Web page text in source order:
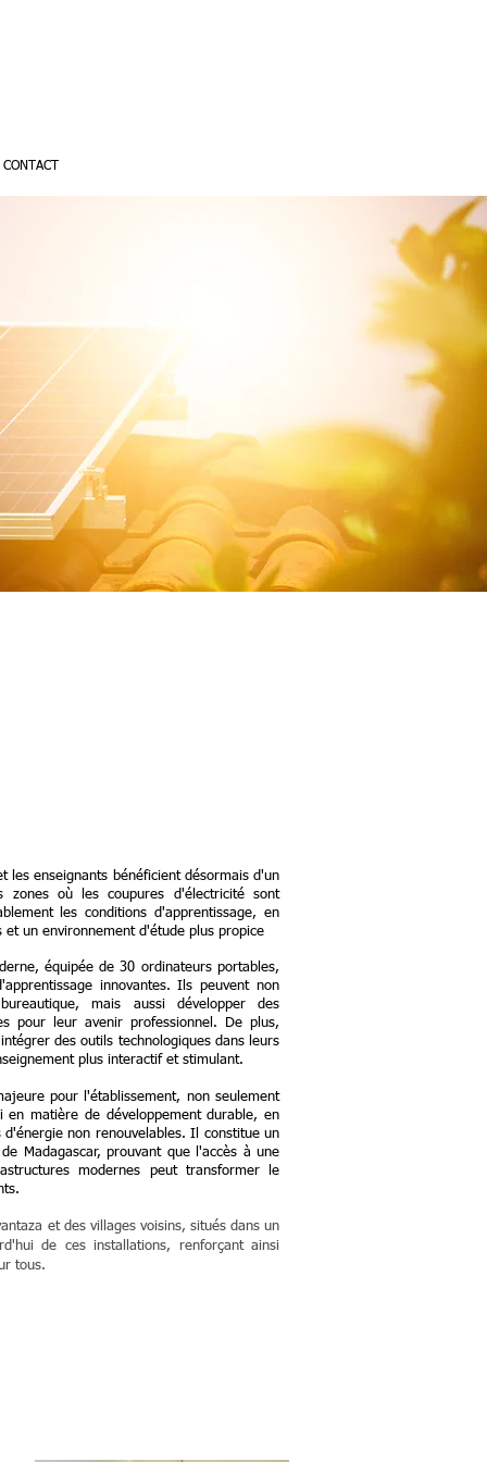
CONTACT
les enseignants bénéficient désormais d'un
zones où les coupures d'électricité sont
les conditions d'apprentissage, en
un environnement d'étude plus propice
équipée de 30 ordinateurs portables,
innovantes. Ils peuvent non
mais aussi développer des
pour leur avenir professionnel. De plus,
des outils technologiques dans leurs
plus interactif et stimulant.
pour l'établissement, non seulement
en matière de développement durable, en
non renouvelables. Il constitue un
Madagascar, prouvant que l'accès à une
modernes peut transformer le
et des villages voisins, situés dans un
de ces installations, renforçant ainsi
tous.